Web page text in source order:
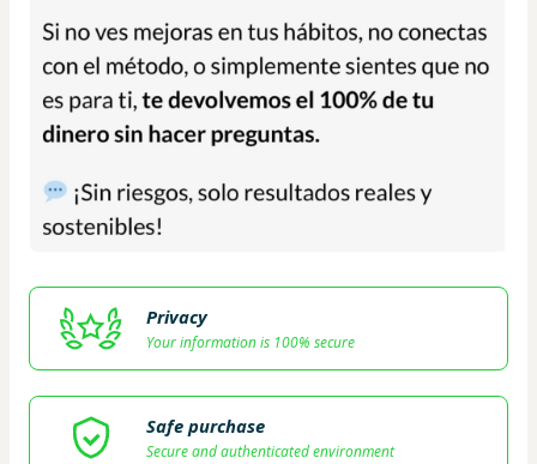
Privacy
Your information is 100% secure
Safe purchase
Secure and authenticated environment